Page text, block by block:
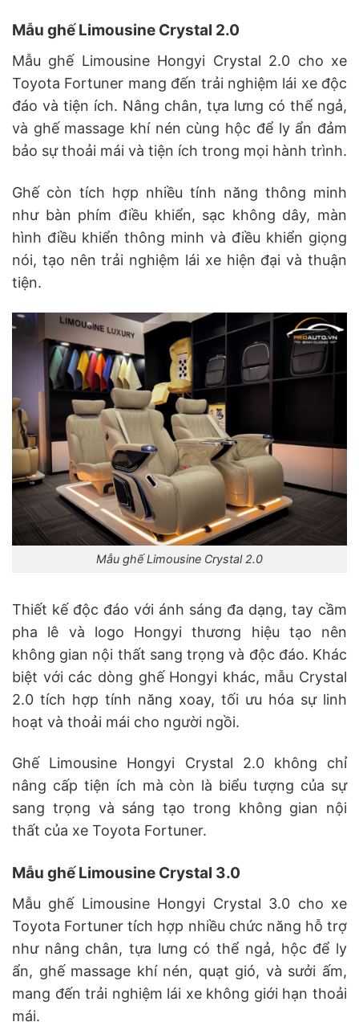
Mẫu ghế Limousine Crystal 2.0
Mẫu ghế Limousine Hongyi Crystal 2.0 cho xe
Toyota Fortuner mang đến trải nghiệm lái xe độc
đáo và tiện ích. Nâng chân, tựa lưng có thể ngả,
và ghế massage khí nén cùng hộc để ly ẩn đảm
bảo sự thoải mái và tiện ích trong mọi hành trình.
Ghế còn tích hợp nhiều tính năng thông minh
như bàn phím điều khiển, sạc không dây, màn
hình điều khiển thông minh và điều khiển giọng
nói, tạo nên trải nghiệm lái xe hiện đại và thuận
tiện.
Mẫu ghế Limousine Crystal 2.0
Thiết kế độc đáo với ánh sáng đa dạng, tay cầm
pha lê và logo Hongyi thương hiệu tạo nên
không gian nội thất sang trọng và độc đáo. Khác
biệt với các dòng ghế Hongyi khác, mẫu Crystal
2.0 tích hợp tính năng xoay, tối ưu hóa sự linh
hoạt và thoải mái cho người ngồi.
Ghế Limousine Hongyi Crystal 2.0 không chỉ
nâng cấp tiện ích mà còn là biểu tượng của sự
sang trọng và sáng tạo trong không gian nội
thất của xe Toyota Fortuner.
Mẫu ghế Limousine Crystal 3.0
Mẫu ghế Limousine Hongyi Crystal 3.0 cho xe
Toyota Fortuner tích hợp nhiều chức năng hỗ trợ
như nâng chân, tựa lưng có thể ngả, hộc để ly
ẩn, ghế massage khí nén, quạt gió, và sưởi ấm,
mang đến trải nghiệm lái xe không giới hạn thoải
mái.